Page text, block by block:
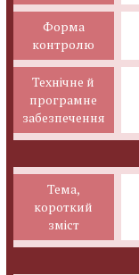
Форма
контролю
Технічне й
програмне
забезпечення
Тема,
короткий
зміст